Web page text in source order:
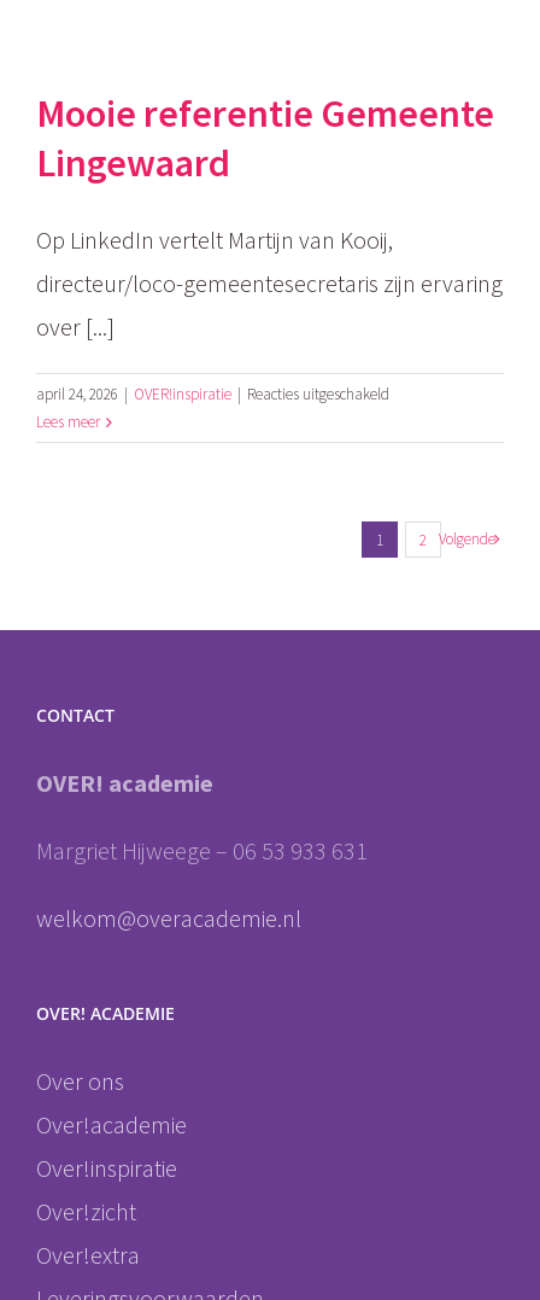
Mooie referentie Gemeente
Lingewaard
Op LinkedIn vertelt Martijn van Kooij,
directeur/loco-gemeentesecretaris zijn ervaring
over [...]
april 24, 2026 | OVER!inspiratie | Reacties uitgeschakeld
referentie
Lees meer
1 2 Volgende
CONTACT
OVER! academie
Margriet Hijweege – 06 53 933 631
welkom@overacademie.nl
OVER! ACADEMIE
Over ons
Over!academie
Over!inspiratie
Over!zicht
Over!extra